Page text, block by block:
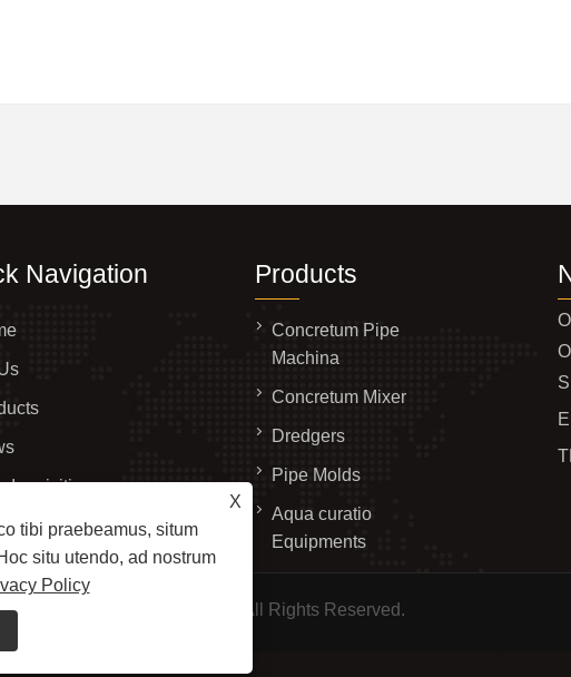
X
tibi praebeamus, situm
situ utendo, ad nostrum
Policy
Navigation
Inquisitionem
Us
Products
Concretum Pipe
Machina
Concretum Mixer
Dredgers
Pipe Molds
Aqua curatio
Equipments
Machinery Factory Co, Ltd. All Rights Reserved.